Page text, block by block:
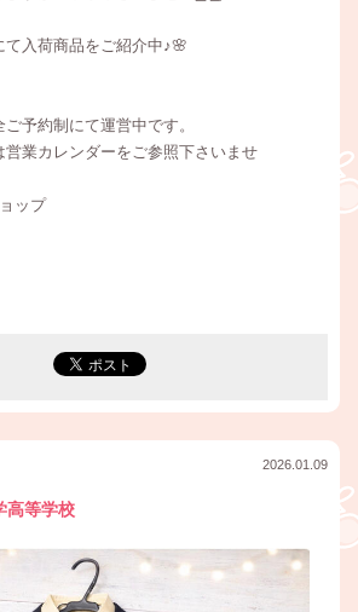
入荷商品をご紹介中♪🌸
予約制にて運営中です。
営業カレンダーをご参照下さいませ
ップ
2026.01.09
高等学校